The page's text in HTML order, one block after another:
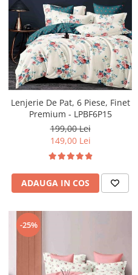
Lenjerie De Pat, 6 Piese, Finet
Premium - LPBF6P15
199,00 Lei
149,00 Lei
ADAUGA IN COS
-25%